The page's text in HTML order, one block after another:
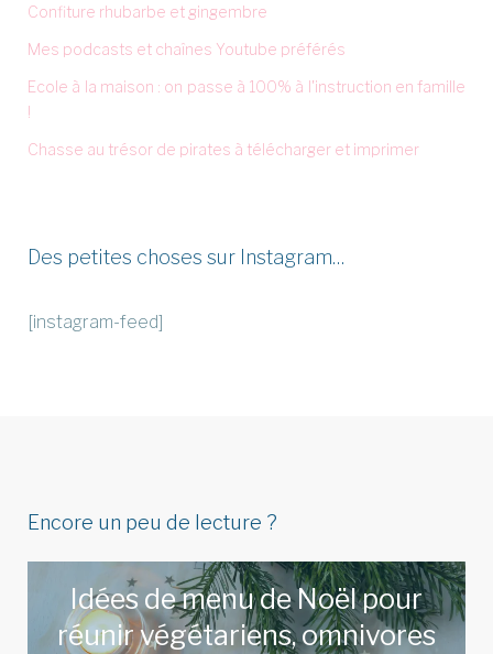
Confiture rhubarbe et gingembre
Mes podcasts et chaînes Youtube préférés
Ecole à la maison : on passe à 100% à l'instruction en famille
!
Chasse au trésor de pirates à télécharger et imprimer
Des petites choses sur Instagram…
[instagram-feed]
Encore un peu de lecture ?
Idées de menu de Noël pour
réunir végétariens, omnivores